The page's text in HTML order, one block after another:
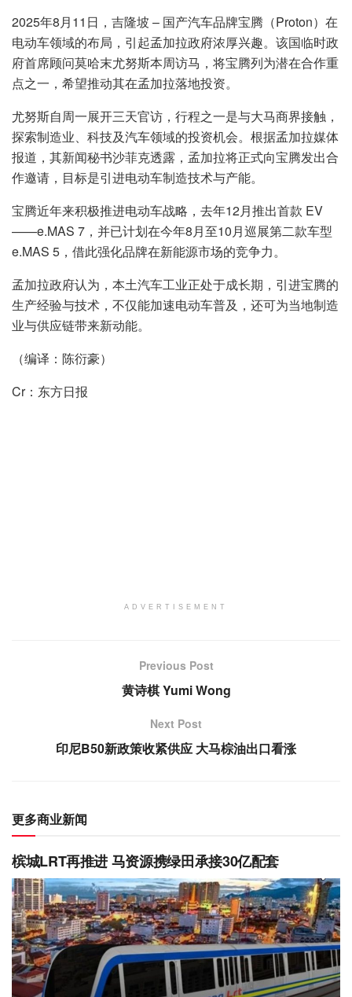
2025年8月11日，吉隆坡 – 国产汽车品牌宝腾（Proton）在
电动车领域的布局，引起孟加拉政府浓厚兴趣。该国临时政
府首席顾问莫哈末尤努斯本周访马，将宝腾列为潜在合作重
点之一，希望推动其在孟加拉落地投资。
尤努斯自周一展开三天官访，行程之一是与大马商界接触，
探索制造业、科技及汽车领域的投资机会。根据孟加拉媒体
报道，其新闻秘书沙菲克透露，孟加拉将正式向宝腾发出合
作邀请，目标是引进电动车制造技术与产能。
宝腾近年来积极推进电动车战略，去年12月推出首款 EV
——e.MAS 7，并已计划在今年8月至10月巡展第二款车型
e.MAS 5，借此强化品牌在新能源市场的竞争力。
孟加拉政府认为，本土汽车工业正处于成长期，引进宝腾的
生产经验与技术，不仅能加速电动车普及，还可为当地制造
业与供应链带来新动能。
（编译：陈衍豪）
Cr：东方日报
ADVERTISEMENT
Previous Post
黄诗棋 Yumi Wong
Next Post
印尼B50新政策收紧供应 大马棕油出口看涨
更多商业新闻
槟城LRT再推进 马资源携绿田承接30亿配套